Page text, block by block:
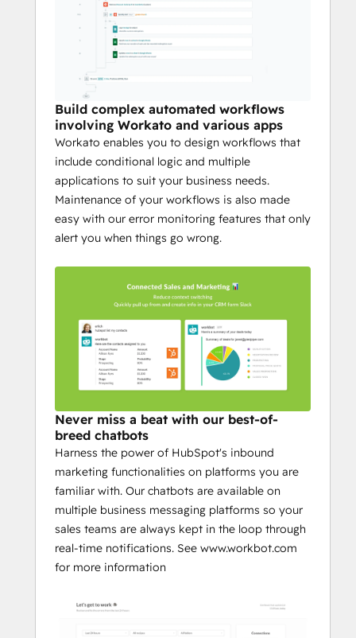
Build complex automated workflows
involving Workato and various apps
Workato enables you to design workflows that
include conditional logic and multiple
applications to suit your business needs.
Maintenance of your workflows is also made
easy with our error monitoring features that only
alert you when things go wrong.
Never miss a beat with our best-of-
breed chatbots
Harness the power of HubSpot's inbound
marketing functionalities on platforms you are
familiar with. Our chatbots are available on
multiple business messaging platforms so your
sales teams are always kept in the loop through
real-time notifications. See www.workbot.com
for more information